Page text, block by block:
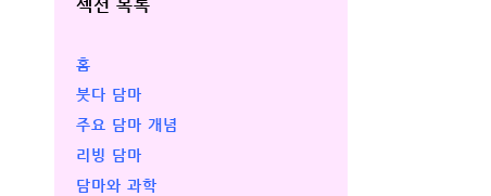
섹션 목록
홈
붓다 담마
주요 담마 개념
리빙 담마
담마와 과학